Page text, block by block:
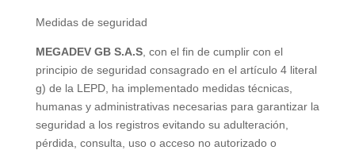
Medidas de seguridad
MEGADEV GB S.A.S, con el fin de cumplir con el
principio de seguridad consagrado en el artículo 4 literal
g) de la LEPD, ha implementado medidas técnicas,
humanas y administrativas necesarias para garantizar la
seguridad a los registros evitando su adulteración,
pérdida, consulta, uso o acceso no autorizado o